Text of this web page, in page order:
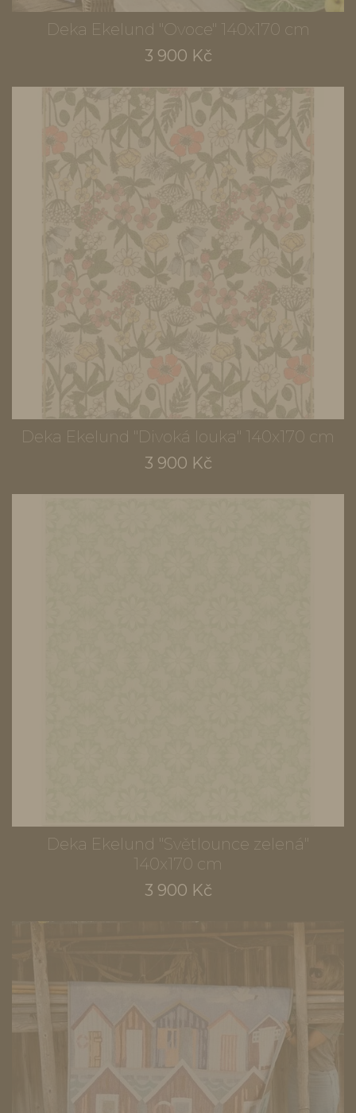
Deka Ekelund "Ovoce" 140x170 cm
3 900 Kč
Deka Ekelund "Divoká louka" 140x170 cm
3 900 Kč
Deka Ekelund "Světlounce zelená"
140x170 cm
3 900 Kč